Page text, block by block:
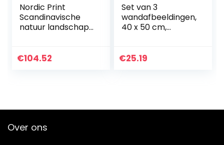
Nordic Print
Scandinavische
natuur landschap
muurkunst
€104.52
Set van 3
wandafbeeldingen,
40 x 50 cm,
wandafbeelding,
€25.19
Over ons